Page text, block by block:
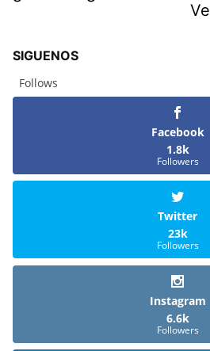
SIGUENOS
Follows
Facebook
1.8k
Followers
Twitter
23k
Followers
Instagram
6.6k
Followers